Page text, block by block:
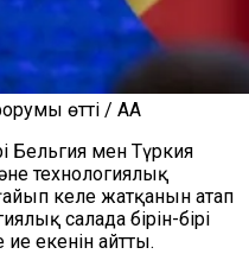
өтті / AA
Бельгия мен Түркия
технологиялық
келе жатқанын атап
салада бірін-бірі
екенін айтты.